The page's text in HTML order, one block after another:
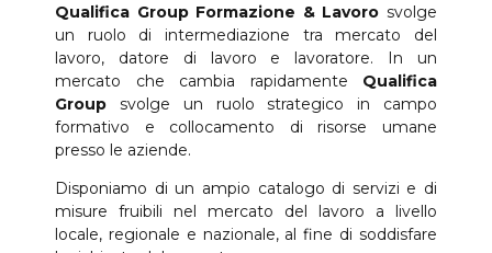
Qualifica Group Formazione & Lavoro svolge
un ruolo di intermediazione tra mercato del
lavoro, datore di lavoro e lavoratore. In un
mercato che cambia rapidamente Qualifica
Group svolge un ruolo strategico in campo
formativo e collocamento di risorse umane
presso le aziende.
Disponiamo di un ampio catalogo di servizi e di
misure fruibili nel mercato del lavoro a livello
locale, regionale e nazionale, al fine di soddisfare